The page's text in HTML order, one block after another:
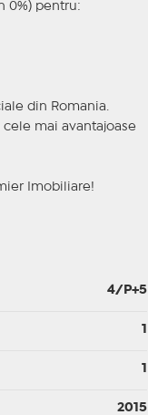
0%) pentru:
din Romania.
mai avantajoase
Imobiliare!
4/P+5
2015